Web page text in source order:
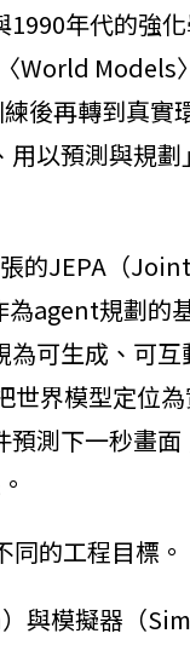
年代的強
World Models
後再轉到真實
以預測與規劃
的JEPA（
agent規劃的
可生成、可互
世界模型定位
測下一秒畫面
的工程目標。
與模擬器（